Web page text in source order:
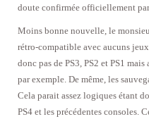
doute confirmée officiellement
Moins bonne nouvelle, le
rétro-compatible avec aucuns
donc pas de PS3, PS2 et PS1
par exemple. De même, les
Cela parait assez logiques étant
PS4 et les précédentes consoles.